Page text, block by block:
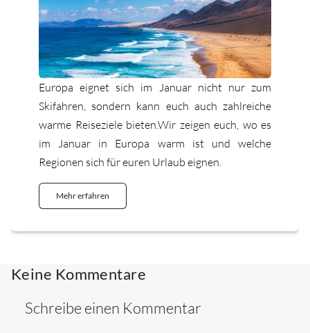
Europa eignet sich im Januar nicht nur zum
Skifahren, sondern kann euch auch zahlreiche
warme Reiseziele bieten.Wir zeigen euch, wo es
im Januar in Europa warm ist und welche
Regionen sich für euren Urlaub eignen.
Mehr erfahren
Keine Kommentare
Schreibe einen Kommentar